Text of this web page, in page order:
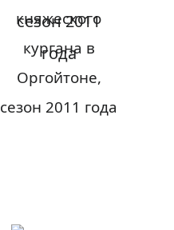
княжеского
кургана в
Оргойтоне,
сезон 2011 года